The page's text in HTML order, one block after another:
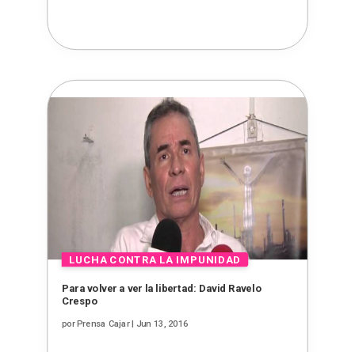
Para volver a ver la libertad: David Ravelo
Crespo
porPrensa Cajar| Jun 13, 2016